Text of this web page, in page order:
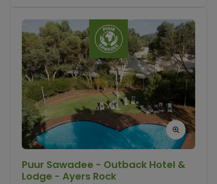
Puur Sawadee - Outback Hotel &
Lodge - Ayers Rock